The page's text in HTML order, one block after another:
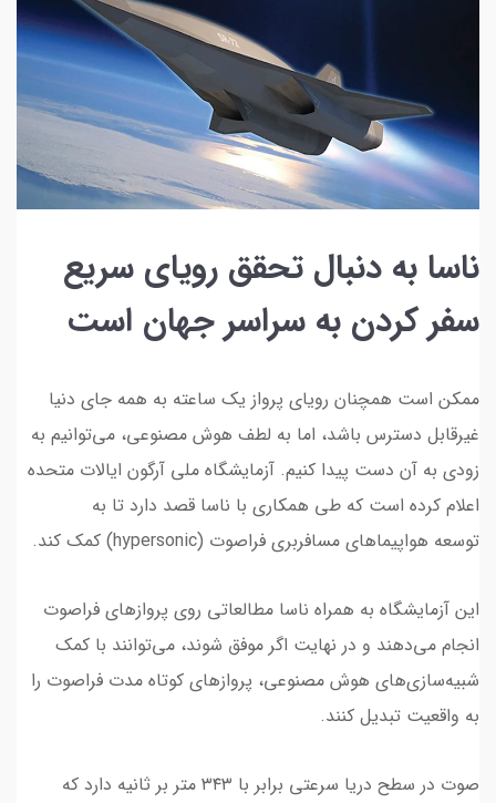
ناسا به دنبال تحقق رویای سریع
سفر کردن به سراسر جهان است
ممکن است همچنان رویای پرواز یک ساعته به همه جای دنیا
غیرقابل دسترس باشد، اما به لطف هوش مصنوعی، می‌توانیم به
زودی به آن دست پیدا کنیم. آزمایشگاه ملی آرگون ایالات متحده
اعلام کرده است که طی همکاری با ناسا قصد دارد تا به
توسعه هواپیماهای مسافربری فراصوت (hypersonic) کمک کند.
این آزمایشگاه به همراه ناسا مطالعاتی روی پروازهای فراصوت
انجام می‌دهند و در نهایت اگر موفق شوند، می‌توانند با کمک
شبیه‌سازی‌های هوش مصنوعی، پروازهای کوتاه مدت فراصوت را
به واقعیت تبدیل کنند.
صوت در سطح دریا سرعتی برابر با ۳۴۳ متر بر ثانیه دارد که